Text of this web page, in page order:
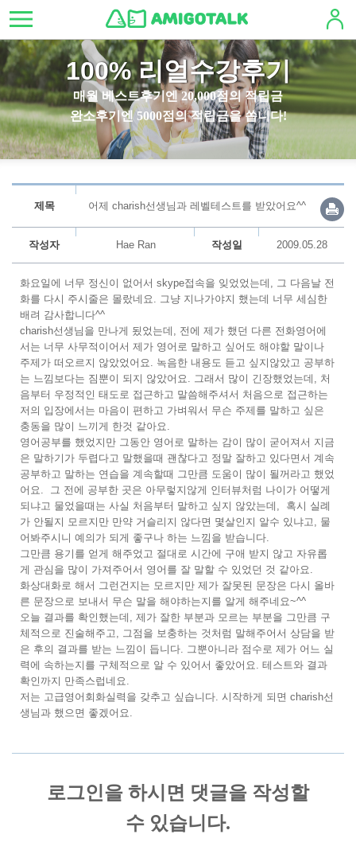
100% 리얼수강후기
매월 베스트후기엔 20,000점의 적립금
완소후기엔 5000점의 적립금을 쏩니다!
제목 어제 charish선생님과 레벨테스트를 받았어요^^
작성자 Hae Ran 작성일 2009.05.28
화요일에 너무 정신이 없어서 skype접속을 잊었었는데, 그 다음날 전
화를 다시 주시줄은 몰랐네요. 그냥 지나가야지 했는데 너무 세심한
배려 감사합니다^^
charish선생님을 만나게 됬었는데, 전에 제가 했던 다른 전화영어에
서는 너무 사무적이어서 제가 영어로 말하고 싶어도 해야할 말이나
주제가 떠오르지 않았었어요. 녹음한 내용도 듣고 싶지않았고 공부하
는 느낌보다는 짐뿐이 되지 않았어요. 그래서 많이 긴장했었는데, 처
음부터 우정적인 태도로 접근하고 말씀해주셔서 처음으로 접근하는
저의 입장에서는 마음이 편하고 가벼워서 무슨 주제를 말하고 싶은
충동을 많이 느끼게 한것 같아요.
영어공부를 했었지만 그동안 영어로 말하는 감이 많이 굳어져서 지금
은 말하기가 두렵다고 말했을때 괜찮다고 정말 잘하고 있다면서 계속
공부하고 말하는 연습을 계속할때 그만큼 도움이 많이 될꺼라고 했었
어요. 그 전에 공부한 곳은 아무렇지않게 인터뷰처럼 나이가 어떻게
되냐고 물었을때는 사실 처음부터 말하고 싶지 않았는데, 혹시 실례
가 안될지 모르지만 만약 거슬리지 않다면 몇살인지 알수 있냐고, 물
어봐주시니 예의가 되게 좋구나 하는 느낌을 받습니다.
그만큼 용기를 얻게 해주었고 절대로 시간에 구애 받지 않고 자유롭
게 관심을 많이 가져주어서 영어를 잘 말할 수 있었던 것 같아요.
화상대화로 해서 그런건지는 모르지만 제가 잘못된 문장은 다시 올바
른 문장으로 보내서 무슨 말을 해야하는지를 알게 해주네요~^^
오늘 결과를 확인했는데, 제가 잘한 부분과 모르는 부분을 그만큼 구
체적으로 진술해주고, 그점을 보충하는 것처럼 말해주어서 상담을 받
은 후의 결과를 받는 느낌이 듭니다. 그뿐아니라 점수로 제가 어느 실
력에 속하는지를 구체적으로 알 수 있어서 좋았어요. 테스트와 결과
확인까지 만족스럽네요.
저는 고급영어회화실력을 갖추고 싶습니다. 시작하게 되면 charish선
생님과 했으면 좋겠어요.